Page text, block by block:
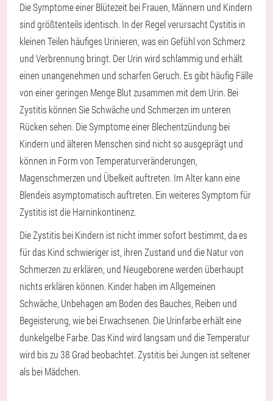
Die Symptome einer Blütezeit bei Frauen, Männern und Kindern
sind größtenteils identisch. In der Regel verursacht Cystitis in
kleinen Teilen häufiges Urinieren, was ein Gefühl von Schmerz
und Verbrennung bringt. Der Urin wird schlammig und erhält
einen unangenehmen und scharfen Geruch. Es gibt häufig Fälle
von einer geringen Menge Blut zusammen mit dem Urin. Bei
Zystitis können Sie Schwäche und Schmerzen im unteren
Rücken sehen. Die Symptome einer Blechentzündung bei
Kindern und älteren Menschen sind nicht so ausgeprägt und
können in Form von Temperaturveränderungen,
Magenschmerzen und Übelkeit auftreten. Im Alter kann eine
Blendeis asymptomatisch auftreten. Ein weiteres Symptom für
Zystitis ist die Harninkontinenz.
Die Zystitis bei Kindern ist nicht immer sofort bestimmt, da es
für das Kind schwieriger ist, ihren Zustand und die Natur von
Schmerzen zu erklären, und Neugeborene werden überhaupt
nichts erklären können. Kinder haben im Allgemeinen
Schwäche, Unbehagen am Boden des Bauches, Reiben und
Begeisterung, wie bei Erwachsenen. Die Urinfarbe erhält eine
dunkelgelbe Farbe. Das Kind wird langsam und die Temperatur
wird bis zu 38 Grad beobachtet. Zystitis bei Jungen ist seltener
als bei Mädchen.